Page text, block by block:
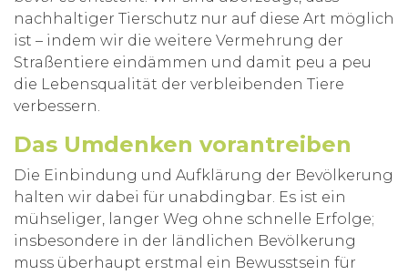
nachhaltiger Tierschutz nur auf diese Art möglich
ist – indem wir die weitere Vermehrung der
Straßentiere eindämmen und damit peu a peu
die Lebensqualität der verbleibenden Tiere
verbessern.
Das Umdenken vorantreiben
Die Einbindung und Aufklärung der Bevölkerung
halten wir dabei für unabdingbar. Es ist ein
mühseliger, langer Weg ohne schnelle Erfolge;
insbesondere in der ländlichen Bevölkerung
muss überhaupt erstmal ein Bewusstsein für